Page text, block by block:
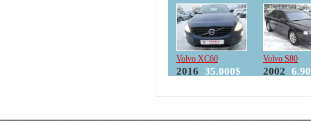
Volvo XC60
2016 35.000$
Volvo S80
2002